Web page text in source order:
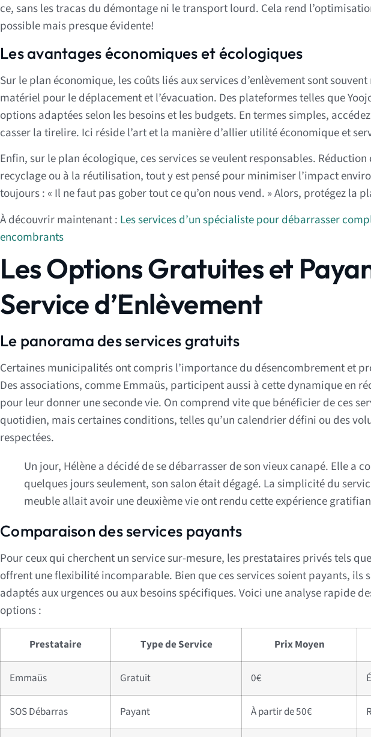
ce, sans les tracas du démontage ni le transport lourd. Cela rend
possible mais presque évidente!
Les avantages économiques et écologiques
Sur le plan économique, les coûts liés aux services d’enlèvement sont
matériel pour le déplacement et l’évacuation. Des plateformes telles que
options adaptées selon les besoins et les budgets. En termes simples,
casser la tirelire. Ici réside l’art et la manière d’allier utilité économique et
Enfin, sur le plan écologique, ces services se veulent responsables.
recyclage ou à la réutilisation, tout y est pensé pour minimiser l’impact
toujours : « Il ne faut pas gober tout ce qu’on nous vend. » Alors, protégez la
À découvrir maintenant : Les services d’un spécialiste pour débarrasser
encombrants
Les Options Gratuites et
Service d’Enlèvement
Le panorama des services gratuits
Certaines municipalités ont compris l’importance du désencombrement et
Des associations, comme Emmaüs, participent aussi à cette dynamique en
pour leur donner une seconde vie. On comprend vite que bénéficier de ces
quotidien, mais certaines conditions, telles qu’un calendrier défini ou des
respectées.
Un jour, Hélène a décidé de se débarrasser de son vieux canapé. Elle a
quelques jours seulement, son salon était dégagé. La simplicité du
meuble allait avoir une deuxième vie ont rendu cette expérience
Comparaison des services payants
Pour ceux qui cherchent un service sur-mesure, les prestataires privés tels
offrent une flexibilité incomparable. Bien que ces services soient payants, ils
adaptés aux urgences ou aux besoins spécifiques. Voici une analyse rapide
options :
Prestataire Type de Service Prix Moyen
Emmaüs Gratuit 0€
SOS Débarras Payant À partir de 50€